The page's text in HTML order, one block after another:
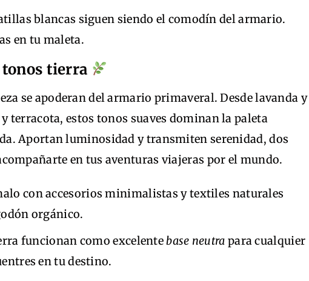
blancas siguen siendo el comodín del armario.
en tu maleta.
tonos tierra
se apoderan del armario primaveral. Desde lavanda y
terracota, estos tonos suaves dominan la paleta
Aportan luminosidad y transmiten serenidad, dos
en tus aventuras viajeras por el mundo.
con accesorios minimalistas y textiles naturales
orgánico.
funcionan como excelentebase neutra para cualquier
en tu destino.